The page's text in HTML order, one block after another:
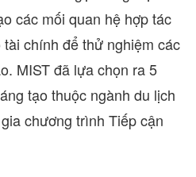
các mối quan hệ hợp tác
chính để thử nghiệm các
MIST đã lựa chọn ra 5
tạo thuộc ngành du lịch
chương trình Tiếp cận